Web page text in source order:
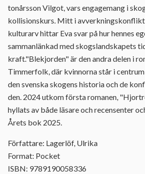
tonårsson Vilgot, vars engagemang i
kollisionskurs. Mitt i
kulturarv hittar Eva svar på hur hennes
sammanlänkad med skogslandskapets
kraft."Blekjorden" är den andra delen i
Timmerfolk, där kvinnorna står i
den svenska skogens historia och de
den. 2024 utkom första romanen,
hyllats av både läsare och recensenter
Årets bok 2025.
Författare: Lagerlöf, Ulrika
Format: Pocket
ISBN: 9789190058336